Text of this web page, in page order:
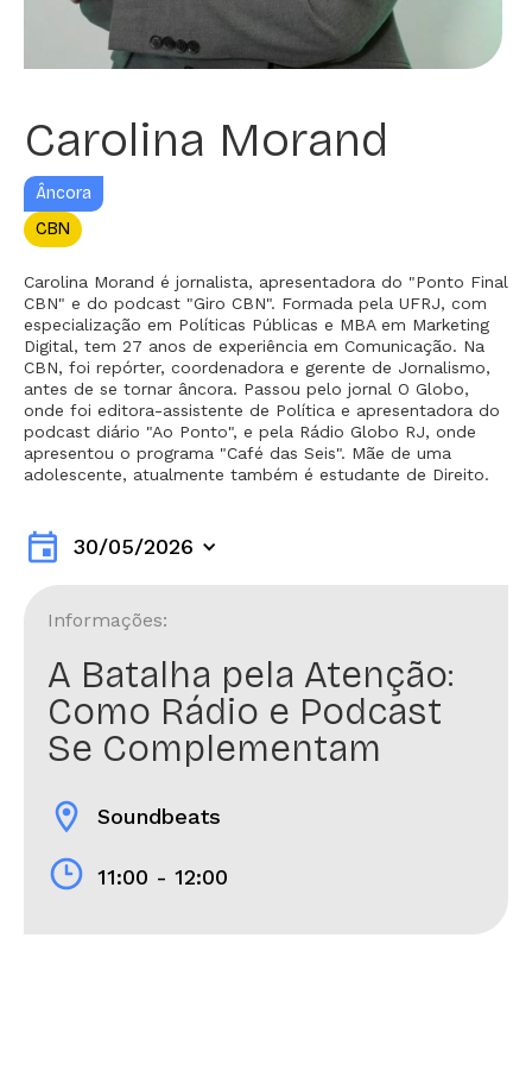
Carolina Morand
Âncora
CBN
Carolina Morand é jornalista, apresentadora do "Ponto Final
CBN" e do podcast "Giro CBN". Formada pela UFRJ, com
especialização em Políticas Públicas e MBA em Marketing
Digital, tem 27 anos de experiência em Comunicação. Na
CBN, foi repórter, coordenadora e gerente de Jornalismo,
antes de se tornar âncora. Passou pelo jornal O Globo,
onde foi editora-assistente de Política e apresentadora do
podcast diário "Ao Ponto", e pela Rádio Globo RJ, onde
apresentou o programa "Café das Seis". Mãe de uma
adolescente, atualmente também é estudante de Direito.
event 30/05/2026
Informações:
A Batalha pela Atenção:
Como Rádio e Podcast
Se Complementam
location_on Soundbeats
11:00 - 12:00